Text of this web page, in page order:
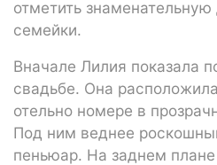
отметить
семейки.
Вначале Лилия показала
свадьбе. Она
отельно номере в
Под ним веднее
пеньюар. На заднем